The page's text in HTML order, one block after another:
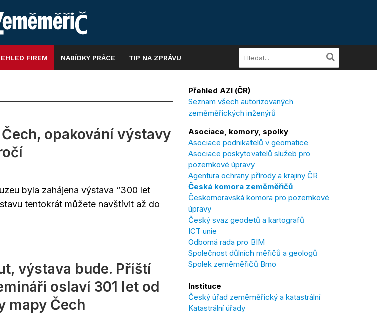
FIREM NABÍDKY PRÁCE TIP NA ZPRÁVU
opakování výstavy
byla zahájena výstava “300 let
tentokrát můžete navštívit až do
výstava bude. Příští
oslaví 301 let od
mapy Čech
Přehled AZI (ČR)
Seznam všech autorizovaných
zeměměřických inženýrů
Asociace, komory, spolky
Asociace podnikatelů v geomatice
Asociace poskytovatelů služeb pro
pozemkové úpravy
Agentura ochrany přírody a krajiny ČR
Česká komora zeměměřičů
Českomoravská komora pro pozemkové
úpravy
Český svaz geodetů a kartografů
ICT unie
Odborná rada pro BIM
Společnost důlních měřičů a geologů
Spolek zeměměřičů Brno
Instituce
Český úřad zeměměřický a katastrální
Katastrální úřady